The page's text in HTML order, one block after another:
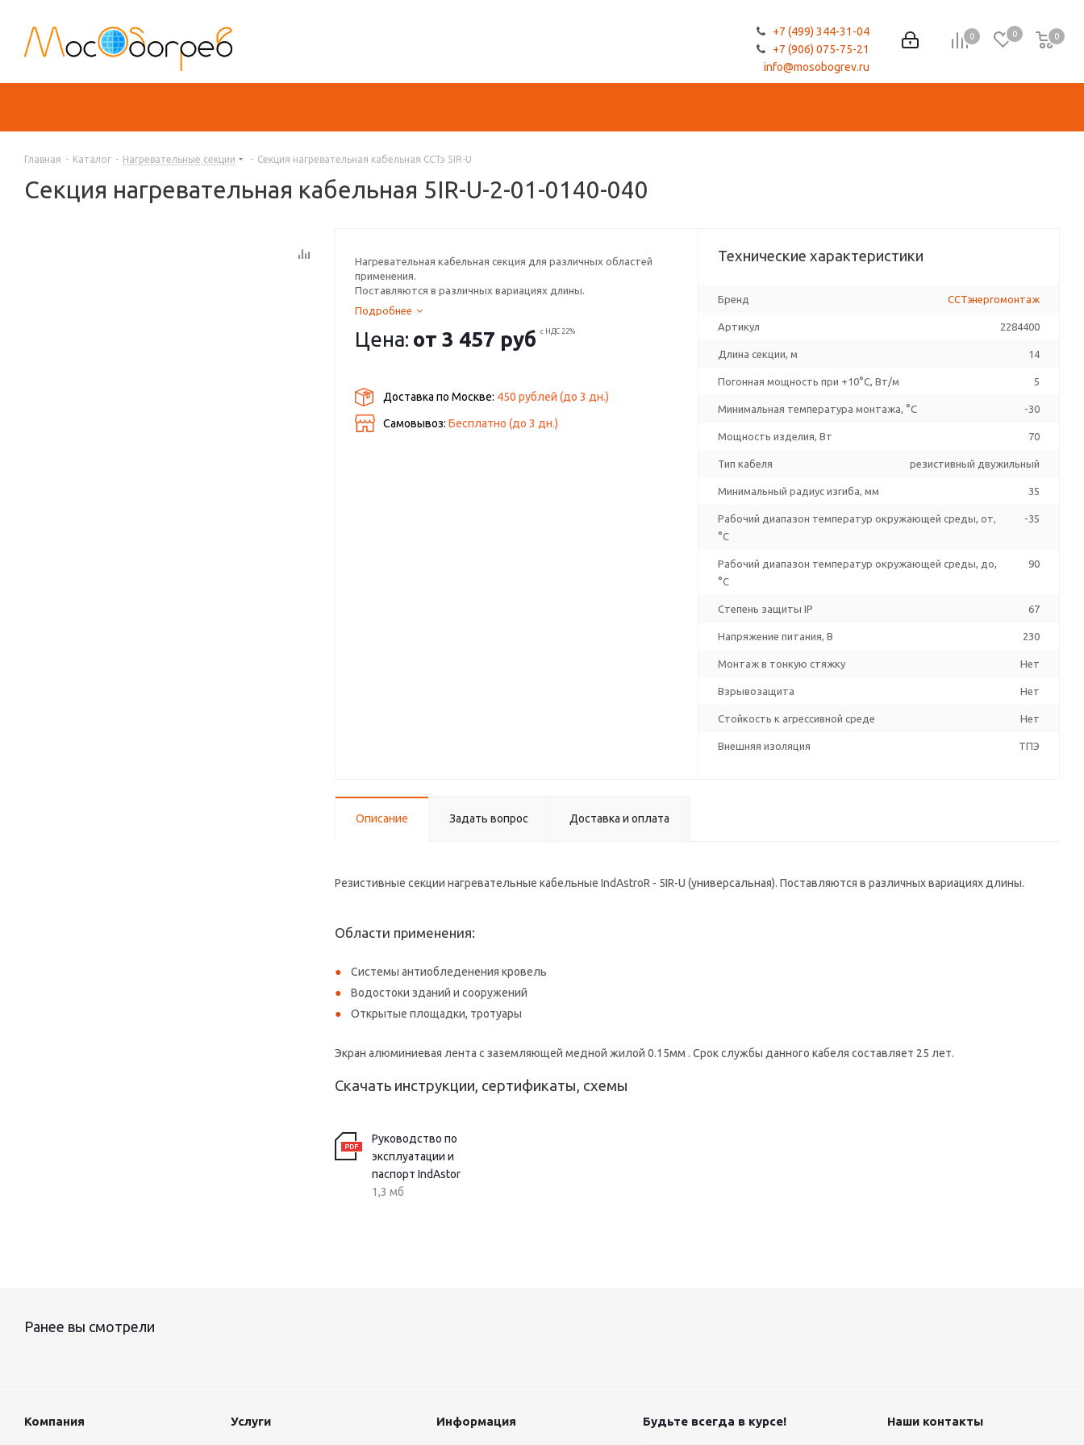
0 0 0
0
+7 (499) 344-31-04
+7 (906) 075-75-21
info@mosobogrev.ru
Главная - Каталог - Нагревательные секции - Секция нагревательная кабельная ССТэ 5IR-U
Секция нагревательная кабельная 5IR-U-2-01-0140-040
Нагревательная кабельная секция для различных областей
применения.
Поставляются в различных вариациях длины.
Подробнее
Цена: от3 457 руб с НДС 22%
Доставка по Москве: 450 рублей (до3 дн.)
Самовывоз:Бесплатно (до3 дн.)
Технические характеристики
Бренд ССТэнергомонтаж
Артикул 2284400
Длина секции, м 14
Погонная мощность при +10°С, Вт/м 5
Минимальная температура монтажа, °C -30
Мощность изделия, Вт 70
Тип кабеля резистивный двужильный
Минимальный радиус изгиба, мм 35
Рабочий диапазон температур окружающей среды, от,
°C
-35
Рабочий диапазон температур окружающей среды, до,
°C
90
Степень защиты IP 67
Напряжение питания, В 230
Монтаж в тонкую стяжку Нет
Взрывозащита Нет
Стойкость к агрессивной среде Нет
Внешняя изоляция ТПЭ
Описание Задать вопрос Доставка и оплата
Резистивные секции нагревательные кабельные IndAstroR - 5IR-U (универсальная). Поставляются в различных вариациях длины.
Области применения:
Системы антиобледенения кровель
Водостоки зданий и сооружений
Открытые площадки, тротуары
Экран алюминиевая лента с заземляющей медной жилой 0.15мм . Срок службы данного кабеля составляет 25 лет.
Скачать инструкции, сертификаты, схемы
Руководство по
эксплуатации и
паспорт IndAstor
1,3 мб
Ранее вы смотрели
Компания Услуги Информация Будьте всегда в курсе! Наши контакты